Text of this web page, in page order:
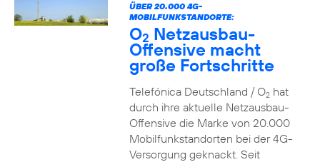
ÜBER 20.000 4G-
MOBILFUNKSTANDORTE:
O2 Netzausbau-
Offensive macht
große Fortschritte
Telefónica Deutschland / O2hat
durch ihre aktuelle Netzausbau-
Offensive die Marke von 20.000
Mobilfunkstandorten bei der 4G-
Versorgung geknackt. Seit